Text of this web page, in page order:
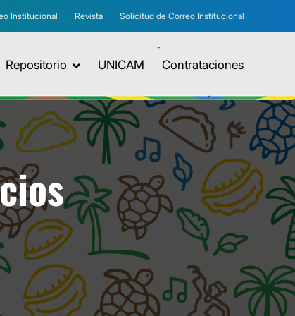
Institucional Revista Solicitud de Correo Institucional
Repositorio UNICAM Contrataciones